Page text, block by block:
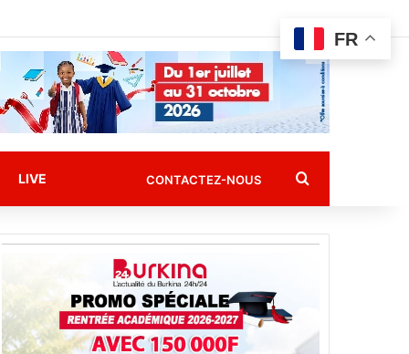
LIVE CONTACTEZ-NOUS Rechercher
FR